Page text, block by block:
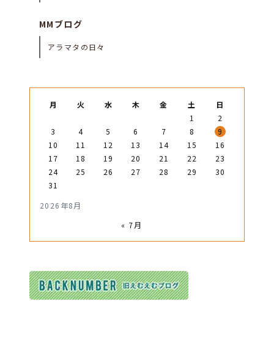
MMブログ
アラマタの日々
2026年8月
月 火 水 木 金 土
日
1
2
3
4 5 6 7 8
9
10
11 12 13 14 15
16
17
18 19 20 21 22
23
24
25 26 27 28 29
30
31
« 7月